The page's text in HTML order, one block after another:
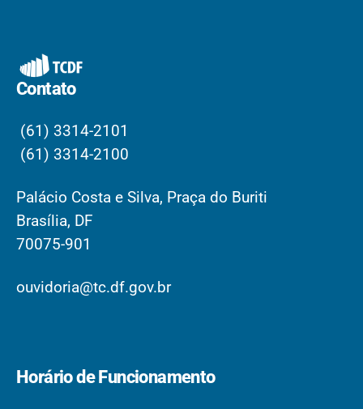
Contato
(61) 3314-2101
(61) 3314-2100
Palácio Costa e Silva, Praça do Buriti
Brasília, DF
70075-901
ouvidoria@tc.df.gov.br
Horário de Funcionamento